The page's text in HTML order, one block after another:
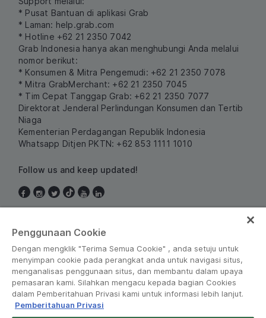
* Pusat Bantuan di aplikasi Grab
* Laman: help.grab.com
* Hotline +62 21 2350 7042
Grab Indonesia hanya akan menghubungi Anda melalui
nomor berikut:
* Konsumen & Mitra Pengemudi: +62 21 2350 7078
* Mitra GrabMerchant: +62 21 2350 7045
* Tim Cepat Tanggap Grab: +62 21 2350 7077
Direktorat Jenderal Perlindungan Konsumen dan Tertib
Niaga
Kementerian Perdagangan Republik Indonesia
Whatsapp Ditjen PKTN: +62 853 1111 1010
Follow us and keep updated!
Penggunaan Cookie
Dengan mengklik "Terima Semua Cookie" , anda setuju untuk
menyimpan cookie pada perangkat anda untuk navigasi situs,
menganalisas penggunaan situs, dan membantu dalam upaya
pemasaran kami. Silahkan mengacu kepada bagian Cookies
dalam Pemberitahuan Privasi kami untuk informasi lebih lanjut.
Pemberitahuan Privasi